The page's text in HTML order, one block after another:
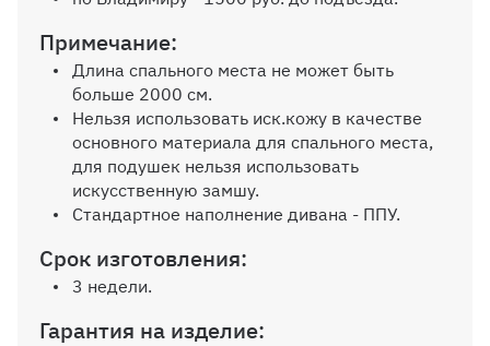
Наполнитель дивана:
3600 ₽
Примечание:
Длина спального места не может быть
больше 2000 см.
Нельзя использовать иск.кожу в качестве
основного материала для спального места,
для подушек нельзя использовать
искусственную замшу.
Стандартное наполнение дивана - ППУ.
Срок изготовления:
3 недели.
Гарантия на изделие: